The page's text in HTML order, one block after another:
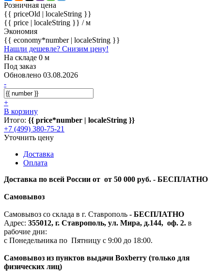
Розничная цена
{{ priceOld | localeString }}
{{ price | localeString }} / м
Экономия
{{ economy*number | localeString }}
Нашли дешевле? Снизим цену!
На складе 0 м
Под заказ
Обновлено 03.08.2026
-
+
В корзину
Итого: {{ price*number | localeString }}
+7 (499) 380-75-21
Уточнить цену
Доставка
Оплата
Доставка по всей России от от 50 000 руб. - БЕСПЛАТНО
Самовывоз
Самовывоз со склада в г. Ставрополь - БЕСПЛАТНО
Адрес: 355012, г. Ставрополь, ул. Мира, д.144, оф. 2. в
рабочие дни:
с Понедельника по Пятницу с 9:00 до 18:00.
Самовывоз из пунктов выдачи Boxberry (только для
физических лиц)